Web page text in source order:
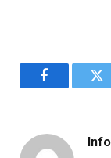
Facebook